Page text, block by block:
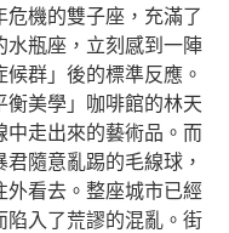
機的雙子座，充滿了
水瓶座，立刻感到一陣
群」後的標準反應。
美學」咖啡館的林天
中走出來的藝術品。而
隨意亂踢的毛線球，
外看去。整座城市已經
陷入了荒謬的混亂。街